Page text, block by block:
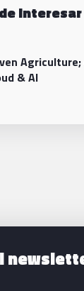
interesar
Agriculture;
& AI
con